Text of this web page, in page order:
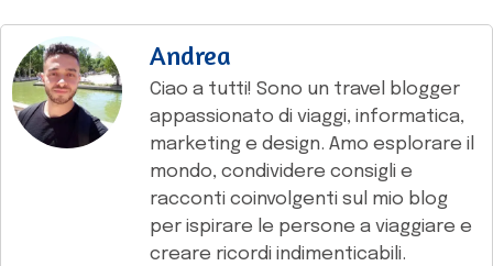
Andrea
Ciao a tutti! Sono un travel blogger
appassionato di viaggi, informatica,
marketing e design. Amo esplorare il
mondo, condividere consigli e
racconti coinvolgenti sul mio blog
per ispirare le persone a viaggiare e
creare ricordi indimenticabili.